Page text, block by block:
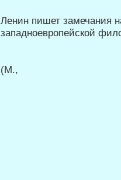
Ленин пишет замечания
западно­европейской
(М.,